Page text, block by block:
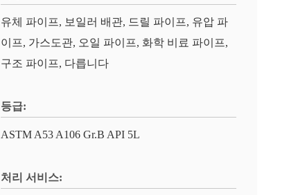
유체 파이프, 보일러 배관, 드릴 파이프, 유압 파
이프, 가스도관, 오일 파이프, 화학 비료 파이프,
구조 파이프, 다릅니다
등급:
ASTM A53 A106 Gr.B API 5L
처리 서비스: